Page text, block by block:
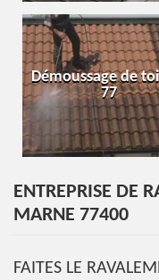
Démoussage de
77
ENTREPRISE DE
MARNE 77400
FAITES LE